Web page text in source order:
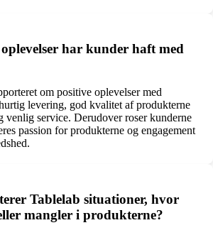
har kunder haft med
om positive oplevelser med
levering, god kvalitet af produkterne
venlig service. Derudover roser kunderne
passion for produkterne og engagement
Tablelab situationer, hvor
mangler i produkterne?